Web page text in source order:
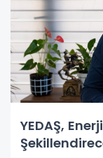
YEDAŞ,